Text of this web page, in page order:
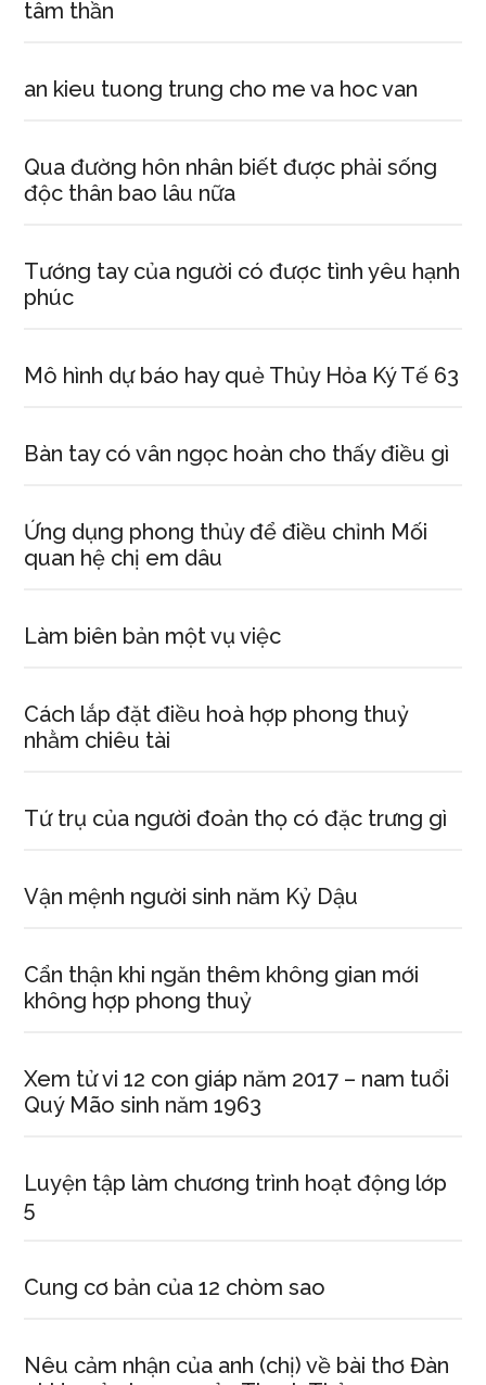
tâm thần
an kieu tuong trung cho me va hoc van
Qua đường hôn nhân biết được phải sống
độc thân bao lâu nữa
Tướng tay của người có được tình yêu hạnh
phúc
Mô hình dự báo hay quẻ Thủy Hỏa Ký Tế 63
Bàn tay có vân ngọc hoàn cho thấy điều gì
Ứng dụng phong thủy để điều chỉnh Mối
quan hệ chị em dâu
Làm biên bản một vụ việc
Cách lắp đặt điều hoà hợp phong thuỷ
nhằm chiêu tài
Tứ trụ của người đoản thọ có đặc trưng gì
Vận mệnh người sinh năm Kỷ Dậu
Cẩn thận khi ngăn thêm không gian mới
không hợp phong thuỷ
Xem tử vi 12 con giáp năm 2017 – nam tuổi
Quý Mão sinh năm 1963
Luyện tập làm chương trình hoạt động lớp
5
Cung cơ bản của 12 chòm sao
Nêu cảm nhận của anh (chị) về bài thơ Đàn